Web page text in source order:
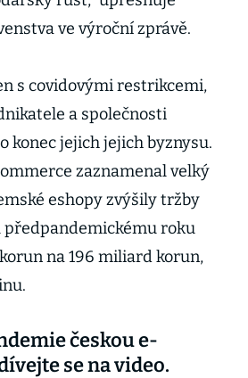
ve výroční zprávě.
s covidovými restrikcemi,
a společnosti
konec jejich jejich byznysu.
zaznamenal velký
eshopy zvýšily tržby
roku
na 196 miliard korun,
českou e-
se na video.